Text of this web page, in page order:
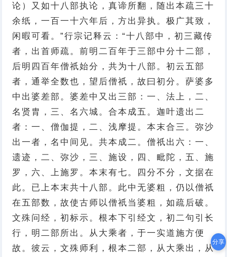
论）又如十八部执论，真谛所翻，随出本疏三十
余纸，一百一十六年后，方出异执。极广其致，
闲暇可看。”行宗记释云：“十八部中，初三藏传
者，出首师疏。前明二百年于三部中分十二部，
后明四百年僧祇始分，共为十八部。初云五部
者，通举全数也，望后僧祇，故曰初分。萨婆多
中出婆差部。婆差中又出三部：一、法上，二、
名贤胄，三、名六城。合本成五。迦叶遗出二
者：一、僧伽提，二、浅摩提。本末合三。弥沙
出一者，名中间见。共本成二。僧祇出六：一、
遗迹，二、弥沙，三、施设，四、毗陀，五、施
罗，六、上施罗。本末有七。四分不分，文据在
此。已上本末共十八部。此中无婆粗，仍以僧祇
在五部数，故使古师以僧祇当婆粗，如疏后破。
文殊问经，初标示。根本下引经文，初二句引长
行，明二部所出。从大乘者，于一实道施方便
故。彼云，文殊师利，根本二部，从大乘出，从
分享